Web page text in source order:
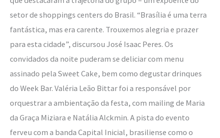
setor de shoppings centers do Brasil. “Brasília é uma terra
fantástica, mas era carente. Trouxemos alegria e prazer
para esta cidade”, discursou José Isaac Peres. Os
convidados da noite puderam se deliciar com menu
assinado pela Sweet Cake, bem como degustar drinques
do Week Bar. Valéria Leão Bittar foi a responsável por
orquestrar a ambientação da festa, com mailing de Maria
da Graça Miziara e Natália Alckmin. A pista do evento
ferveu com a banda Capital Inicial, brasiliense como o